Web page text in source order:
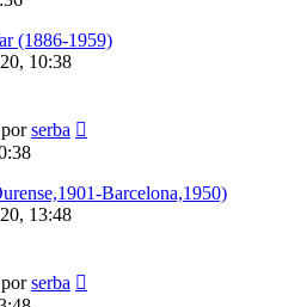
(1886-1959)
10:38
porserba
Barcelona,1950)
13:48
porserba